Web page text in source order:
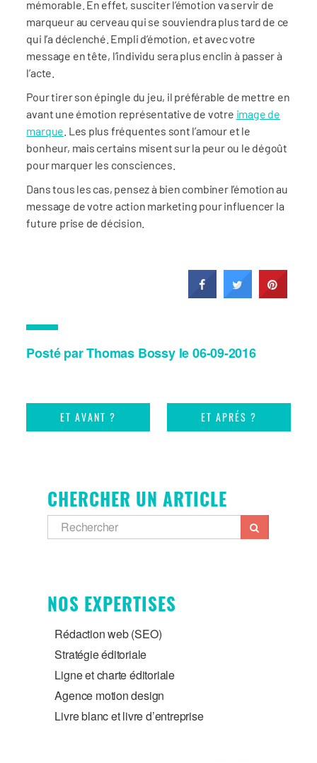
mémorable. En effet, susciter l’émotion va servir de
marqueur au cerveau qui se souviendra plus tard de ce
qui l’a déclenché. Empli d’émotion, et avec votre
message en tête, l’individu sera plus enclin à passer à
l’acte.
Pour tirer son épingle du jeu, il préférable de mettre en
avant une émotion représentative de votre image de
marque . Les plus fréquentes sont l’amour et le
bonheur, mais certains misent sur la peur ou le dégoût
pour marquer les consciences.
Dans tous les cas, pensez à bien combiner l’émotion au
message de votre action marketing pour influencer la
future prise de décision.
Posté par Thomas Bossy le 06-09-2016
ET AVANT ? ET APRÉS ?
CHERCHER UN ARTICLE
NOS EXPERTISES
Rédaction web (SEO)
Stratégie éditoriale
Ligne et charte éditoriale
Agence motion design
Livre blanc et livre d’entreprise